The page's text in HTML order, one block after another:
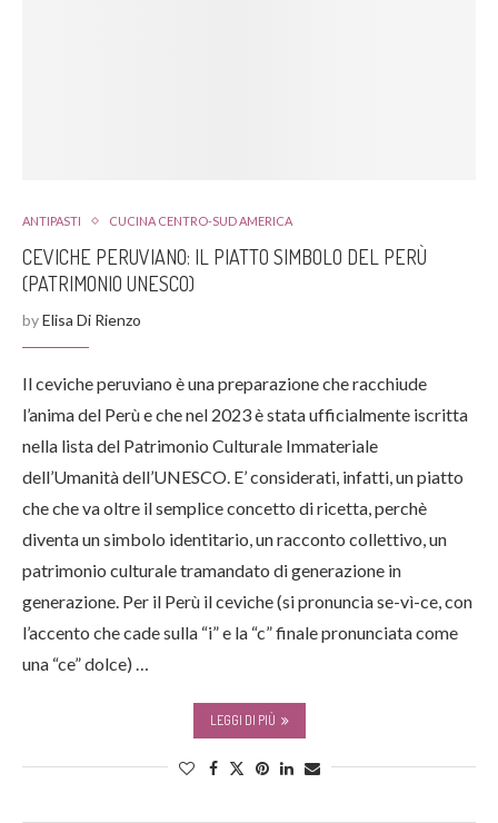
ANTIPASTI CUCINA CENTRO-SUD AMERICA
CEVICHE PERUVIANO: IL PIATTO SIMBOLO DEL PERÙ
(PATRIMONIO UNESCO)
byElisa Di Rienzo
Il ceviche peruviano è una preparazione che racchiude
l’anima del Perù e che nel 2023 è stata ufficialmente iscritta
nella lista del Patrimonio Culturale Immateriale
dell’Umanità dell’UNESCO. E’ considerati, infatti, un piatto
che che va oltre il semplice concetto di ricetta, perchè
diventa un simbolo identitario, un racconto collettivo, un
patrimonio culturale tramandato di generazione in
generazione. Per il Perù il ceviche (si pronuncia se-vì-ce, con
l’accento che cade sulla “i” e la “c” finale pronunciata come
una “ce” dolce) …
LEGGI DI PIÙ